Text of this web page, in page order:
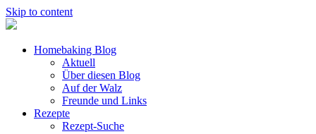
Skip to content
Homebaking Blog
Aktuell
Über diesen Blog
Auf der Walz
Freunde und Links
Rezepte
Rezept-Suche